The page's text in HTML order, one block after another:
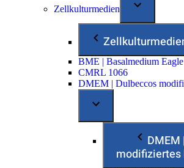
Zellkulturmedien
BME | Basalmedium
CMRL 1066
DMEM | Dulbeccos
modifiziertes